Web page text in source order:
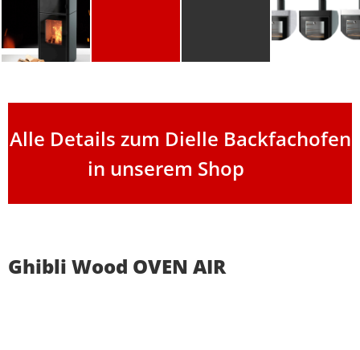
Alle Details zum Dielle Backfachofen
in unserem Shop
Ghibli Wood OVEN AIR